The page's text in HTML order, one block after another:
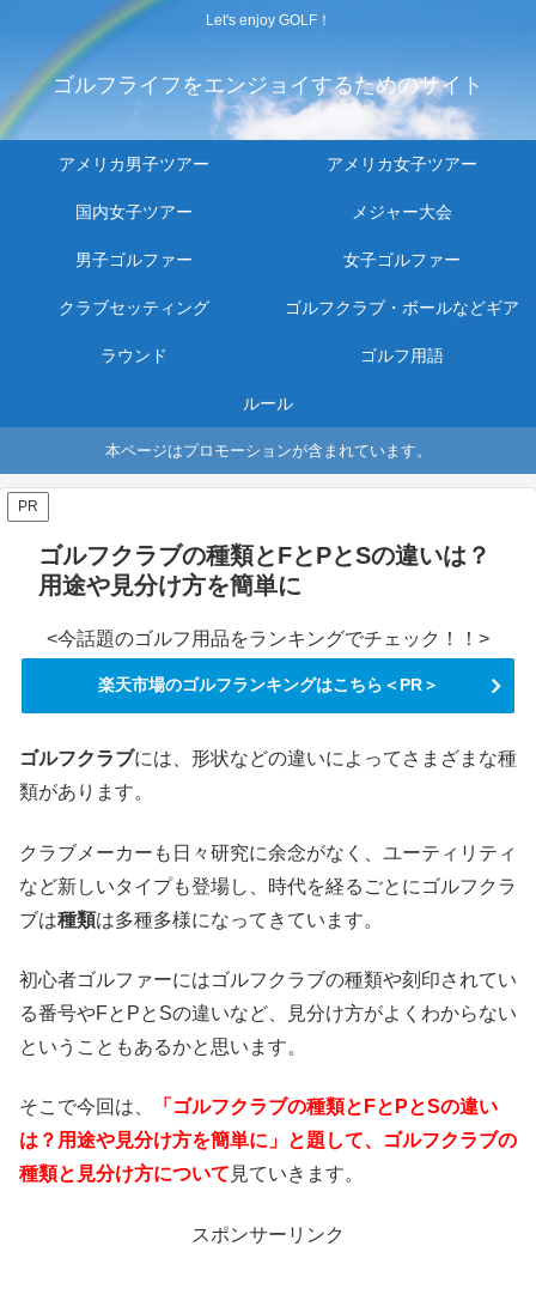
Let's enjoy GOLF！
ゴルフライフをエンジョイするためのサイト
アメリカ男子ツアー アメリカ女子ツアー
国内女子ツアー メジャー大会
男子ゴルファー 女子ゴルファー
クラブセッティング ゴルフクラブ・ボールなどギア
ラウンド ゴルフ用語
ルール
本ページはプロモーションが含まれています。
PR
ゴルフクラブの種類とFとPとSの違いは？
用途や見分け方を簡単に
<今話題のゴルフ用品をランキングでチェック！！>
楽天市場のゴルフランキングはこちら＜PR＞
ゴルフクラブには、形状などの違いによってさまざまな種
類があります。
クラブメーカーも日々研究に余念がなく、ユーティリティ
など新しいタイプも登場し、時代を経るごとにゴルフクラ
ブは種類は多種多様になってきています。
初心者ゴルファーにはゴルフクラブの種類や刻印されてい
る番号やFとPとSの違いなど、見分け方がよくわからない
ということもあるかと思います。
そこで今回は、
「ゴルフクラブの種類とFとPとSの違い
は？用途や見分け方を簡単に」と題して、ゴルフクラブの
種類と見分け方について 見ていきます。
スポンサーリンク